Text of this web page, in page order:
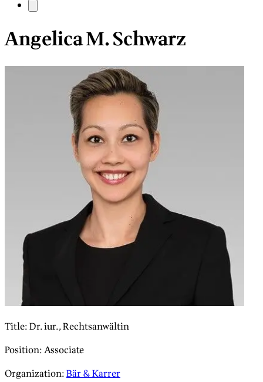
Angelica M. Schwarz
Title:Dr. iur., Rechtsanwältin
Position:Associate
Organization:Bär & Karrer